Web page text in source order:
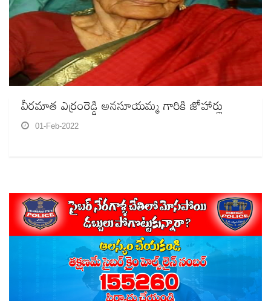
వీరమాత ఎర్రంరెడ్డి అనసూయమ్మ గారికి జోహార్లు
01-Feb-2022